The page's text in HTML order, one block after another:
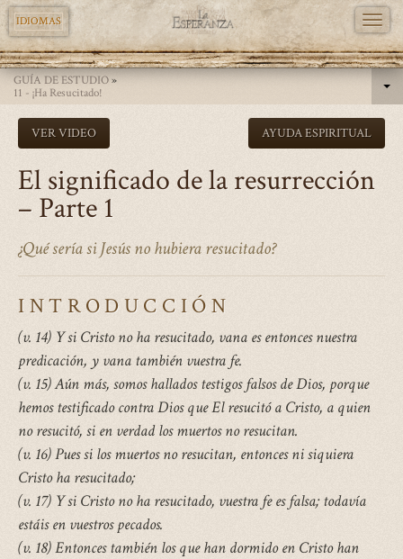
Pasar
contenido
principal
IDIOMAS
GUÍA DE ESTUDIO»
11 - ¡Ha Resucitado!
VER VIDEO AYUDA ESPIRITUAL
El significado de la resurrección
– Parte 1
¿Qué sería si Jesús no hubiera resucitado?
INTRODUCCIÓN
(v. 14) Y si Cristo no ha resucitado, vana es entonces nuestra
predicación, y vana también vuestra fe.
(v. 15) Aún más, somos hallados testigos falsos de Dios, porque
hemos testificado contra Dios que El resucitó a Cristo, a quien
no resucitó, si en verdad los muertos no resucitan.
(v. 16) Pues si los muertos no resucitan, entonces ni siquiera
Cristo ha resucitado;
(v. 17) Y si Cristo no ha resucitado, vuestra fe es falsa; todavía
estáis en vuestros pecados.
(v. 18) Entonces también los que han dormido en Cristo han